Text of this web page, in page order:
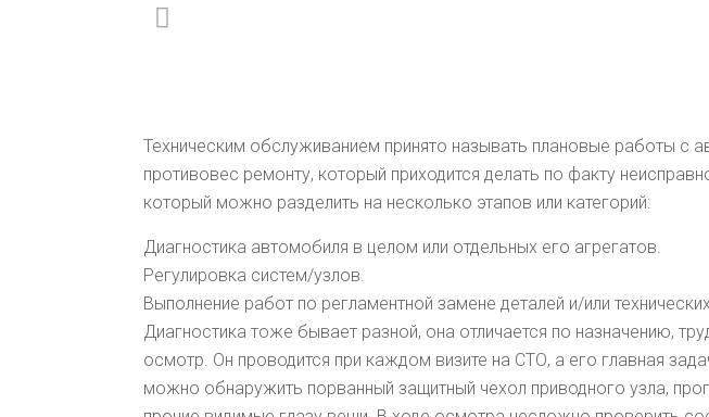
Техническим обслуживанием принято называть плановые работы с
противовес ремонту, который приходится делать по факту
который можно разделить на несколько этапов или категорий:
Диагностика автомобиля в целом или отдельных его агрегатов.
Регулировка систем/узлов.
Выполнение работ по регламентной замене деталей и/или
Диагностика тоже бывает разной, она отличается по назначению,
осмотр. Он проводится при каждом визите на СТО, а его главная
можно обнаружить порванный защитный чехол приводного узла,